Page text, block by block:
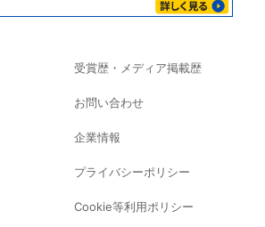
受賞歴・メディア掲載歴
お問い合わせ
企業情報
プライバシーポリシー
Cookie等利用ポリシー